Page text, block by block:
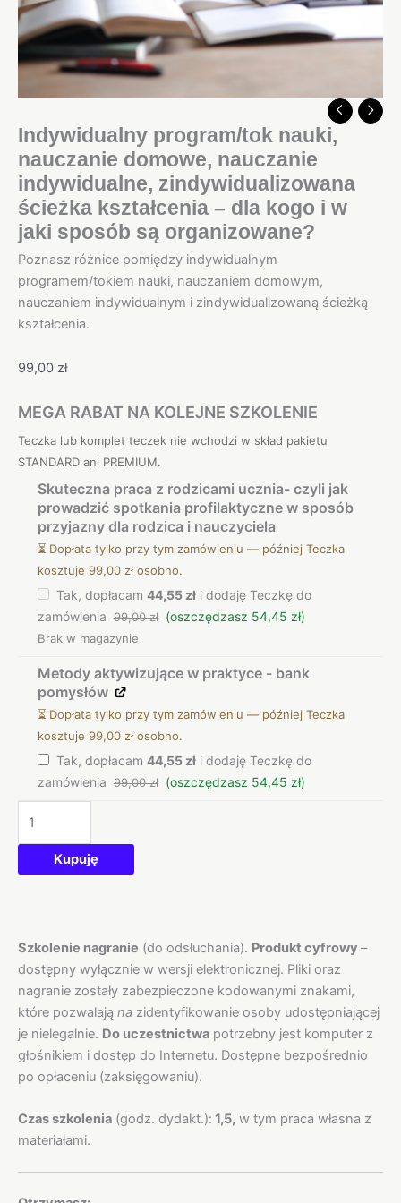
Indywidualny program/tok nauki,
nauczanie domowe, nauczanie
indywidualne, zindywidualizowana
ścieżka kształcenia – dla kogo i w
jaki sposób są organizowane?
Poznasz różnice pomiędzy indywidualnym
programem/tokiem nauki, nauczaniem domowym,
nauczaniem indywidualnym i zindywidualizowaną ścieżką
kształcenia.
99,00 zł
MEGA RABAT NA KOLEJNE SZKOLENIE
Teczka lub komplet teczek nie wchodzi w skład pakietu
STANDARD ani PREMIUM.
Skuteczna praca z rodzicami ucznia- czyli jak
prowadzić spotkania profilaktyczne w sposób
przyjazny dla rodzica i nauczyciela
⏳ Dopłata tylko przy tym zamówieniu — później Teczka
kosztuje 99,00 zł osobno.
Tak, dopłacam 44,55 złi dodaję Teczkę do
zamówienia 99,00 zł (oszczędzasz 54,45 zł)
Brak w magazynie
Metody aktywizujące w praktyce - bank
pomysłów
⏳ Dopłata tylko przy tym zamówieniu — później Teczka
kosztuje 99,00 zł osobno.
Tak, dopłacam 44,55 złi dodaję Teczkę do
zamówienia 99,00 zł (oszczędzasz 54,45 zł)
kogo
i
w
są
organizowane?
Kupuję
Szkolenie nagranie (do odsłuchania). Produkt cyfrowy –
dostępny wyłącznie w wersji elektronicznej. Pliki oraz
nagranie zostały zabezpieczone kodowanymi znakami,
które pozwalają na zidentyfikowanie osoby udostępniającej
je nielegalnie. Do uczestnictwa potrzebny jest komputer z
głośnikiem i dostęp do Internetu. Dostępne bezpośrednio
po opłaceniu (zaksięgowaniu).
Czas szkolenia (godz. dydakt.): 1,5, w tym praca własna z
materiałami.